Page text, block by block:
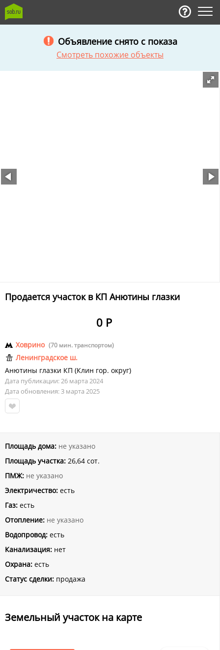
Объявление снято с показа
Смотреть похожие объекты
Продается участок в КП Анютины глазки
0 Р
Ховрино (70 мин. транспортом)
Ленинградское ш.
Анютины глазки КП (Клин гор. округ)
Дата публикации: 26 марта 2024
Дата обновления: 3 марта 2025
Площадь дома: не указано
Площадь участка: 26,64 сот.
ПМЖ: не указано
Электричество: есть
Газ: есть
Отопление: не указано
Водопровод: есть
Канализация: нет
Охрана: есть
Статус сделки: продажа
Земельный участок на карте